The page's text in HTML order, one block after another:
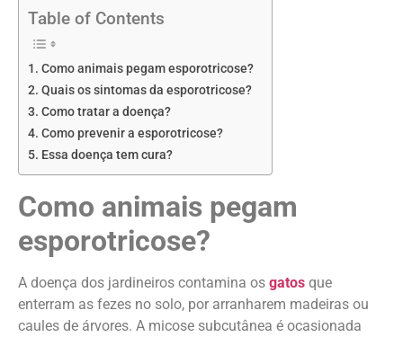
Table of Contents
Como animais pegam esporotricose?
Quais os sintomas da esporotricose?
Como tratar a doença?
Como prevenir a esporotricose?
Essa doença tem cura?
Como animais pegam
esporotricose?
A doença dos jardineiros contamina os gatos que
enterram as fezes no solo, por arranharem madeiras ou
caules de árvores. A micose subcutânea é ocasionada